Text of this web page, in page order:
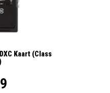
Kaart (Class